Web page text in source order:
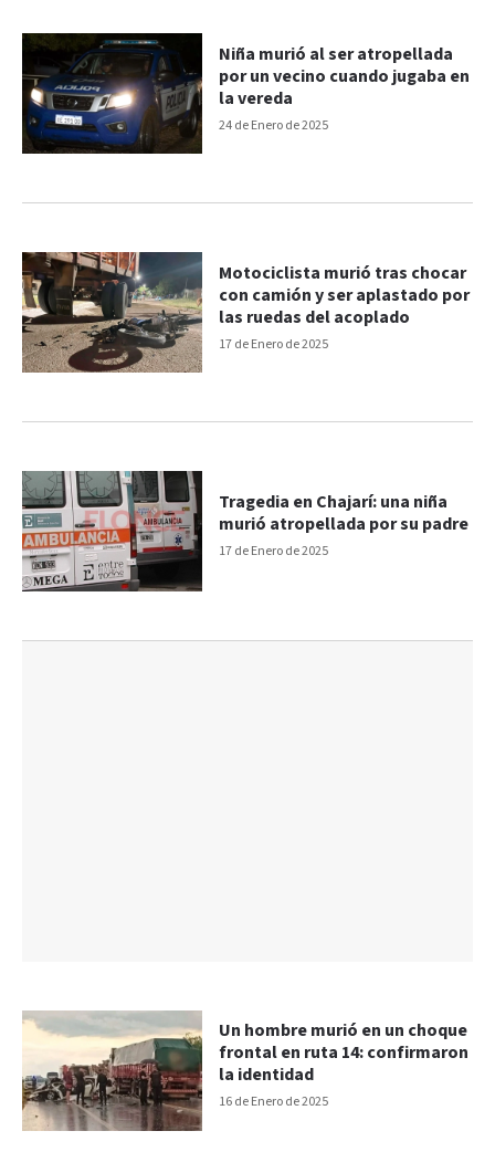
24 de Enero de 2025
Niña murió al ser atropellada
por un vecino cuando jugaba en
la vereda
17 de Enero de 2025
Motociclista murió tras chocar
con camión y ser aplastado por
las ruedas del acoplado
17 de Enero de 2025
Tragedia en Chajarí: una niña
murió atropellada por su padre
16 de Enero de 2025
Un hombre murió en un choque
frontal en ruta 14: confirmaron
la identidad